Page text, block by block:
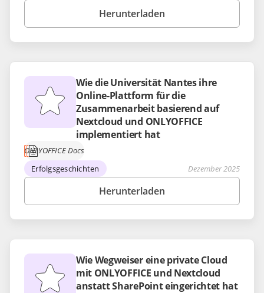
Herunterladen
Wie die Universität Nantes ihre
Online-Plattform für die
Zusammenarbeit basierend auf
Nextcloud und ONLYOFFICE
implementiert hat
ONLYOFFICE Docs
Erfolgsgeschichten
Dezember 2025
Herunterladen
Wie Wegweiser eine private Cloud
mit ONLYOFFICE und Nextcloud
anstatt SharePoint eingerichtet hat